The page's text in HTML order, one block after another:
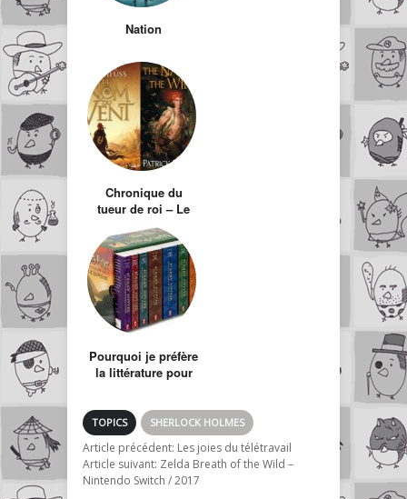
Nation
Chronique du
tueur de roi – Le
Nom du Vent
Pourquoi je préfère
la littérature pour
TOPICS SHERLOCK HOLMES
Article précédent: Les joies du télétravail
Article suivant: Zelda Breath of the Wild –
Nintendo Switch / 2017